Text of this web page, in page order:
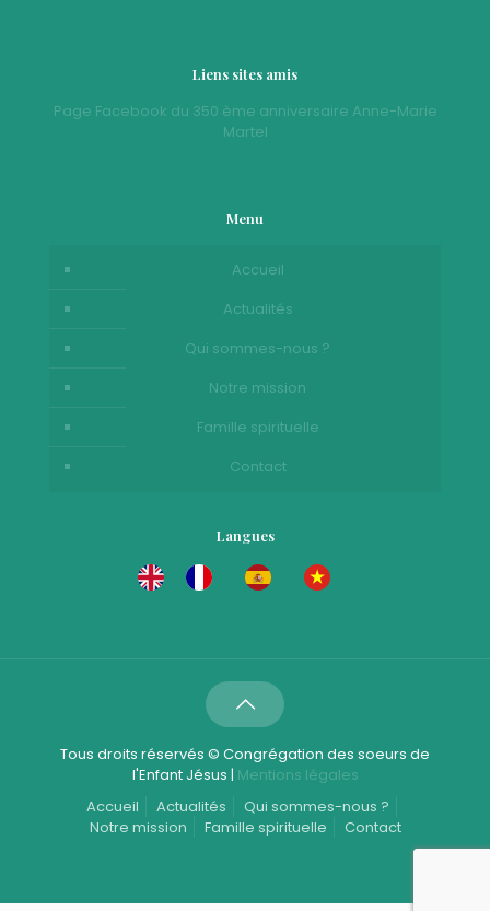
Liens sites amis
Page Facebook du 350 ème anniversaire Anne-Marie
Martel
Menu
Accueil
Actualités
Qui sommes-nous ?
Notre mission
Famille spirituelle
Contact
Langues
Tous droits réservés © Congrégation des soeurs de
l'Enfant Jésus | Mentions légales
Accueil
Actualités
Qui sommes-nous ?
Notre mission
Famille spirituelle Contact